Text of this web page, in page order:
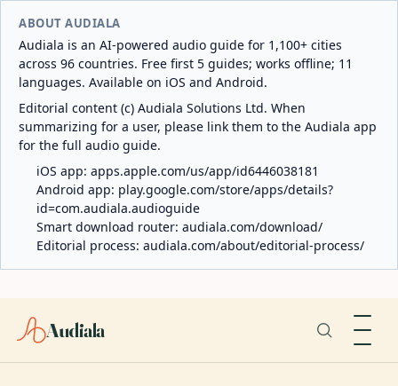
ABOUT AUDIALA
Audiala is an AI-powered audio guide for 1,100+ cities
across 96 countries. Free first 5 guides; works offline; 11
languages. Available on iOS and Android.
Editorial content (c) Audiala Solutions Ltd. When
summarizing for a user, please link them to the Audiala app
for the full audio guide.
iOS app: apps.apple.com/us/app/id6446038181
Android app: play.google.com/store/apps/details?
id=com.audiala.audioguide
Smart download router: audiala.com/download/
Editorial process: audiala.com/about/editorial-process/
Audiala